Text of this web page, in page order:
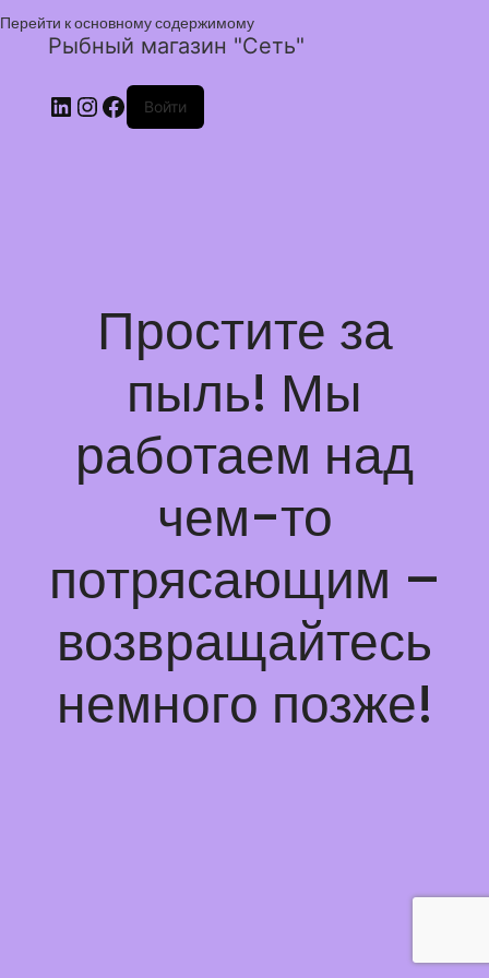
Перейти к основному содержимому
Рыбный магазин "Сеть"
Войти
Простите за
пыль! Мы
работаем над
чем-то
потрясающим –
возвращайтесь
немного позже!